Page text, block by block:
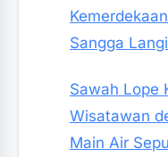
Sangga
Sawah Lope
Wisatawan
Main Air